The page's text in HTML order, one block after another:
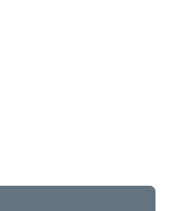
の腰痛予防や利用者